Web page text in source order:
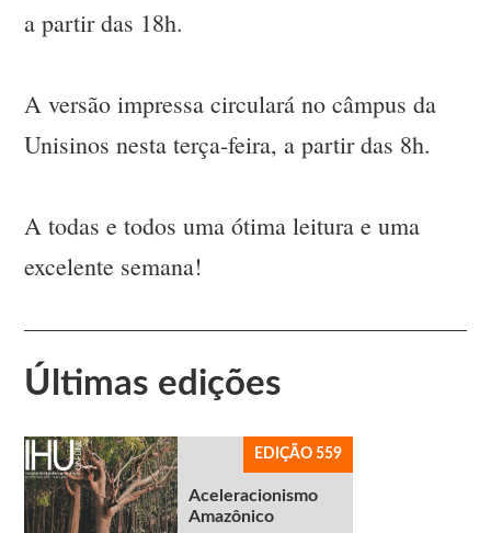
a partir das 18h.
A versão impressa circulará no câmpus da
Unisinos nesta terça-feira, a partir das 8h.
A todas e todos uma ótima leitura e uma
excelente semana!
Últimas edições
EDIÇÃO 559
Aceleracionismo
Amazônico